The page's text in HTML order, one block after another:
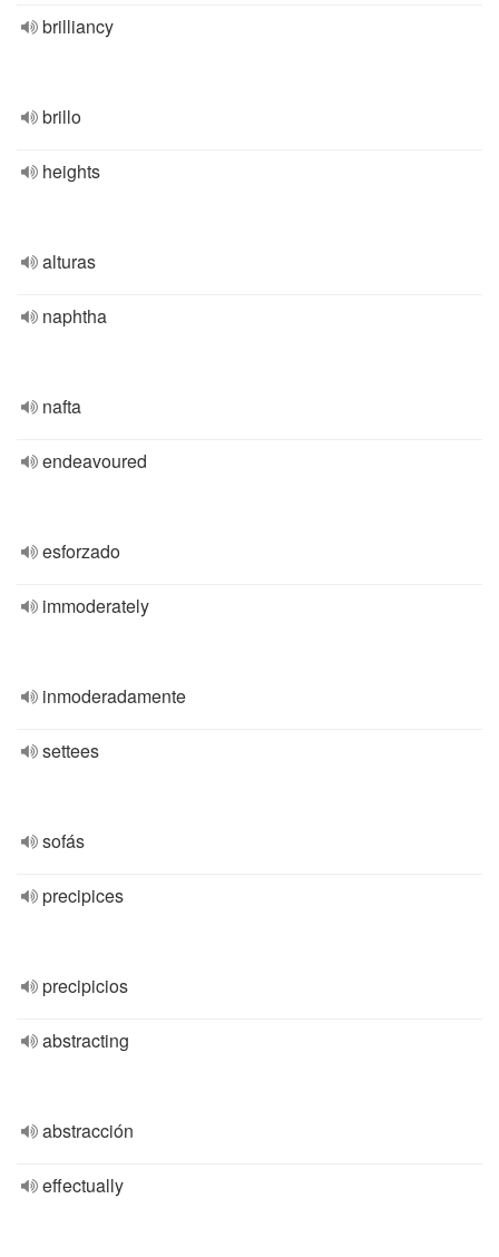
brilliancy
brillo
heights
alturas
naphtha
nafta
endeavoured
esforzado
immoderately
inmoderadamente
settees
sofás
precipices
precipicios
abstracting
abstracción
effectually